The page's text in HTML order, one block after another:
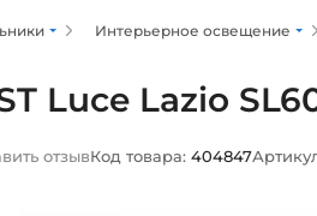
Интерьерное освещение
Luce Lazio
отзывКод товара: 404847